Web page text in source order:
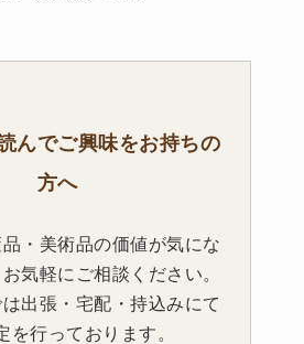
んでご興味をお持ちの
方へ
・美術品の価値が気にな
気軽にご相談ください。
出張・宅配・持込みにて
を行っております。